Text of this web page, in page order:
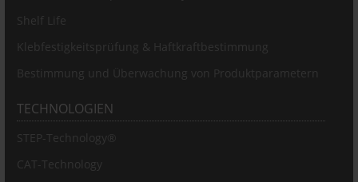
Shelf Life
Klebfestigkeitsprüfung & Haftkraftbestimmung
Bestimmung und Überwachung von Produktparametern
TECHNOLOGIEN
STEP-Technology®
CAT-Technology